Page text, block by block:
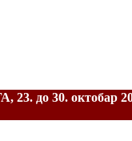
23. до 30.